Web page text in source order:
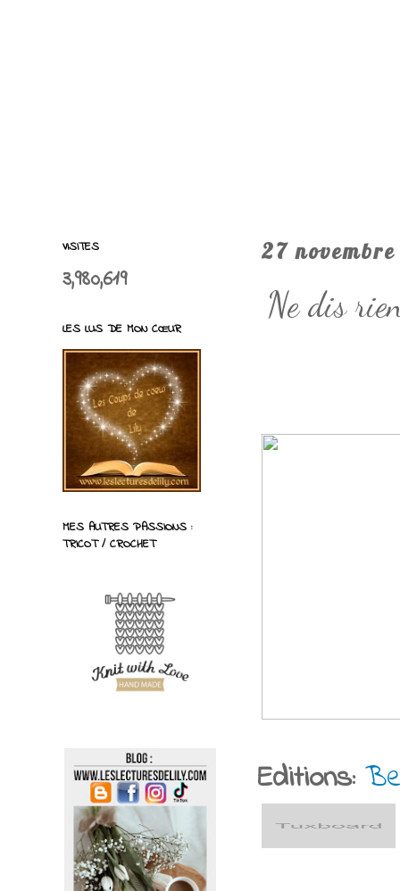
27
Ne dis
Editions:
VISITES
3,980,619
LES LUS DE MON CŒUR
MES AUTRES PASSIONS :
TRICOT / CROCHET